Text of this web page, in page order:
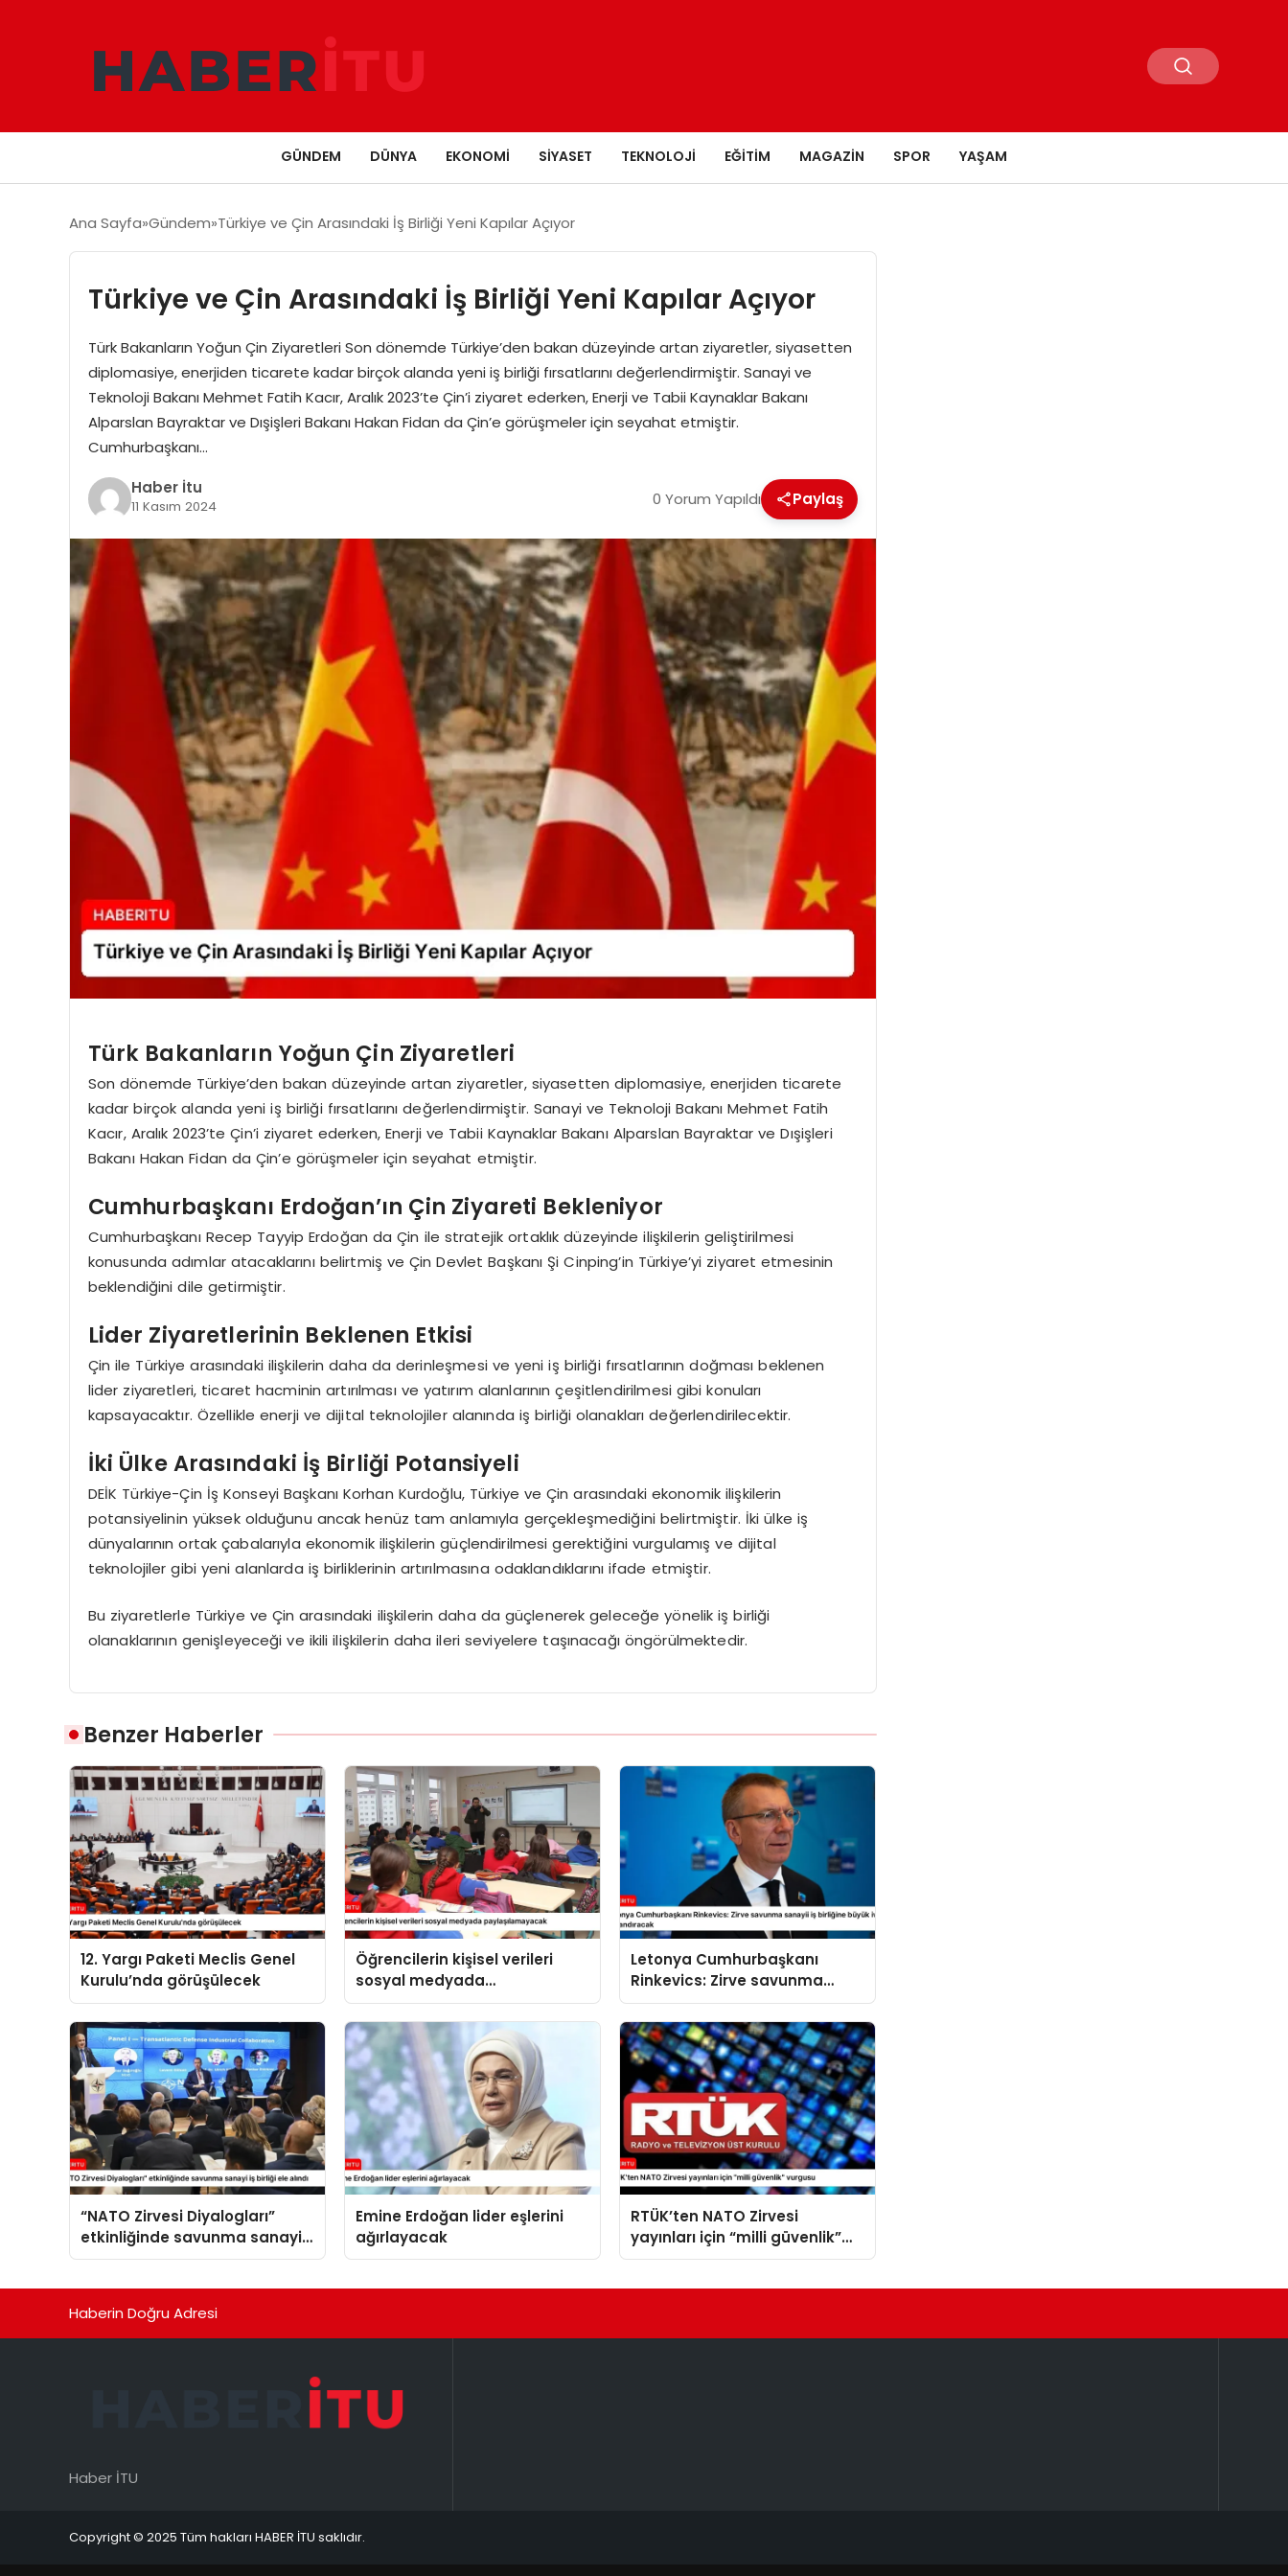
GÜNDEM DÜNYA EKONOMI SIYASET TEKNOLOJI EĞITIM MAGAZIN SPOR YAŞAM
Ana Sayfa Gündem Türkiye ve Çin Arasındaki İş Birliği Yeni Kapılar Açıyor
Türkiye ve Çin Arasındaki İş Birliği Yeni Kapılar Açıyor
Türk Bakanların Yoğun Çin Ziyaretleri Son dönemde Türkiye’den bakan düzeyinde artan ziyaretler, siyasetten
diplomasiye, enerjiden ticarete kadar birçok alanda yeni iş birliği fırsatlarını değerlendirmiştir. Sanayi ve
Teknoloji Bakanı Mehmet Fatih Kacır, Aralık 2023’te Çin’i ziyaret ederken, Enerji ve Tabii Kaynaklar Bakanı
Alparslan Bayraktar ve Dışişleri Bakanı Hakan Fidan da Çin’e görüşmeler için seyahat etmiştir.
Cumhurbaşkanı…
Haber İtu
11 Kasım 2024 0 Yorum Yapıldı Paylaş
Türk Bakanların Yoğun Çin Ziyaretleri
Son dönemde Türkiye’den bakan düzeyinde artan ziyaretler, siyasetten diplomasiye, enerjiden ticarete
kadar birçok alanda yeni iş birliği fırsatlarını değerlendirmiştir. Sanayi ve Teknoloji Bakanı Mehmet Fatih
Kacır, Aralık 2023’te Çin’i ziyaret ederken, Enerji ve Tabii Kaynaklar Bakanı Alparslan Bayraktar ve Dışişleri
Bakanı Hakan Fidan da Çin’e görüşmeler için seyahat etmiştir.
Cumhurbaşkanı Erdoğan’ın Çin Ziyareti Bekleniyor
Cumhurbaşkanı Recep Tayyip Erdoğan da Çin ile stratejik ortaklık düzeyinde ilişkilerin geliştirilmesi
konusunda adımlar atacaklarını belirtmiş ve Çin Devlet Başkanı Şi Cinping’in Türkiye’yi ziyaret etmesinin
beklendiğini dile getirmiştir.
Lider Ziyaretlerinin Beklenen Etkisi
Çin ile Türkiye arasındaki ilişkilerin daha da derinleşmesi ve yeni iş birliği fırsatlarının doğması beklenen
lider ziyaretleri, ticaret hacminin artırılması ve yatırım alanlarının çeşitlendirilmesi gibi konuları
kapsayacaktır. Özellikle enerji ve dijital teknolojiler alanında iş birliği olanakları değerlendirilecektir.
İki Ülke Arasındaki İş Birliği Potansiyeli
DEİK Türkiye-Çin İş Konseyi Başkanı Korhan Kurdoğlu, Türkiye ve Çin arasındaki ekonomik ilişkilerin
potansiyelinin yüksek olduğunu ancak henüz tam anlamıyla gerçekleşmediğini belirtmiştir. İki ülke iş
dünyalarının ortak çabalarıyla ekonomik ilişkilerin güçlendirilmesi gerektiğini vurgulamış ve dijital
teknolojiler gibi yeni alanlarda iş birliklerinin artırılmasına odaklandıklarını ifade etmiştir.
Bu ziyaretlerle Türkiye ve Çin arasındaki ilişkilerin daha da güçlenerek geleceğe yönelik iş birliği
olanaklarının genişleyeceği ve ikili ilişkilerin daha ileri seviyelere taşınacağı öngörülmektedir.
Benzer Haberler
12. Yargı Paketi Meclis Genel
Kurulu’nda görüşülecek
Öğrencilerin kişisel verileri
sosyal medyada
paylaşılamayacak
Letonya Cumhurbaşkanı
Rinkevics: Zirve savunma
sanayii iş birliğine büyük ivme
kazandıracak
“NATO Zirvesi Diyalogları”
etkinliğinde savunma sanayi
iş birliği ele alındı
Emine Erdoğan lider eşlerini
ağırlayacak
RTÜK’ten NATO Zirvesi
yayınları için “milli güvenlik”
vurgusu
Haberin Doğru Adresi
Haber İTU
Copyright © 2025 Tüm hakları HABER İTU saklıdır.